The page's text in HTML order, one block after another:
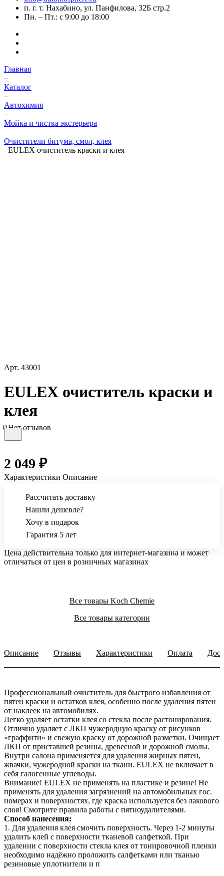
п. г. т. Нахабино, ул. Панфилова, 32Б стр.2
Пн. – Пт.: с 9:00 до 18:00
Главная
–
Каталог
–
Автохимия
–
Мойка и чистка экстерьера
–
Очистители битума, смол, клея
–EULEX очиститель краски и клея
Арт. 43001
EULEX очиститель краски и
клея
0Нет отзывов
2 049 ₽
Характеристики Описание
Рассчитать доставку
Нашли дешевле?
Хочу в подарок
Гарантия 5 лет
Цена действительна только для интернет-магазина и может
отличаться от цен в розничных магазинах
Все товары Koch Chemie
Все товары категории
Описание Отзывы Характеристики Оплата
Профессиональный очиститель для быстрого избавления от
пятен краски и остатков клея, особенно после удаления пятен
от наклеек на автомобилях.
Легко удаляет остатки клея со стекла после растонирования.
Отлично удаляет с ЛКП чужеродную краску от рисунков
«граффити» и свежую краску от дорожной разметки. Очищает
ЛКП от приставшей резины, древесной и дорожной смолы.
Внутри салона применяется для удаления жирных пятен,
жвачки, чужеродной краски на ткани. EULEX не включает в
себя галогенные углеводы.
Внимание! EULEX не применять на пластике и резине! Не
применять для удаления загрязнений на автомобильных гос.
номерах и поверхностях, где краска используется без лакового
слоя! Смотрите правила работы с пятноудалителями.
Способ нанесения:
1. Для удаления клея смочить поверхность. Через 1-2 минуты
удалить клей с поверхности тканевой салфеткой. При
удалении с поверхности стекла клея от тонировочной пленки
необходимо надёжно проложить салфетками или тканью
резиновые уплотнители и п